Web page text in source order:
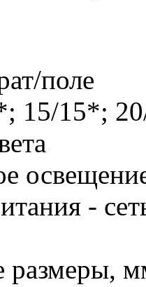
поле
15/15*;
-
размеры,